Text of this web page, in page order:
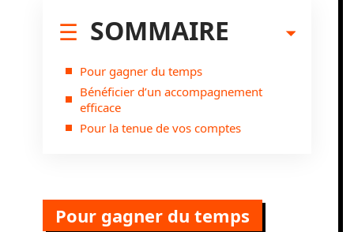
SOMMAIRE
Pour gagner du temps
Bénéficier d’un accompagnement
efficace
Pour la tenue de vos comptes
Pour gagner du temps